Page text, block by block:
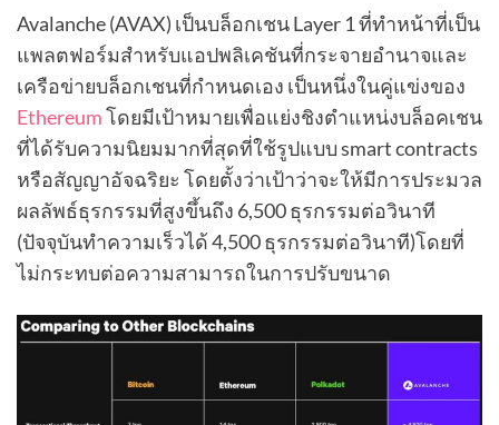
Avalanche (AVAX) เป็นบล็อกเชน Layer 1 ที่ทำหน้าที่เป็น
แพลตฟอร์มสำหรับแอปพลิเคชันที่กระจายอำนาจและ
เครือข่ายบล็อกเชนที่กำหนดเอง เป็นหนึ่งในคู่แข่งของ
Ethereumโดยมีเป้าหมายเพื่อแย่งชิงตำแหน่งบล็อคเชน
ที่ได้รับความนิยมมากที่สุดที่ใช้รูปแบบ smart contracts
หรือสัญญาอัจฉริยะ โดยตั้งว่าเป้าว่าจะให้มีการประมวล
ผลลัพธ์ธุรกรรมที่สูงขึ้นถึง 6,500 ธุรกรรมต่อวินาที
(ปัจจุบันทำความเร็วได้ 4,500 ธุรกรรมต่อวินาที)โดยที่
ไม่กระทบต่อความสามารถในการปรับขนาด